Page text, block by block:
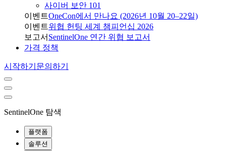
사이버 보안 101
이벤트OneCon에서 만나요 (2026년 10월 20–22일)
이벤트위협 헌팅 세계 챔피언십 2026
보고서 SentinelOne 연간 위협 보고서
가격 정책
시작하기 문의하기
SentinelOne 탐색
플랫폼
솔루션